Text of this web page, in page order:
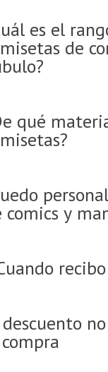
es el
de
qué
comics y
descuento